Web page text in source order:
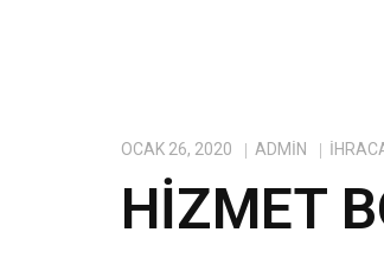
OCAK 26, 2020 ADMIN
HIZMET